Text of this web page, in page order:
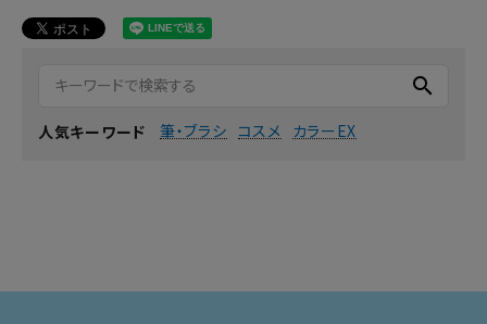
search
人気キーワード 筆・ブラシ コスメ カラーEX